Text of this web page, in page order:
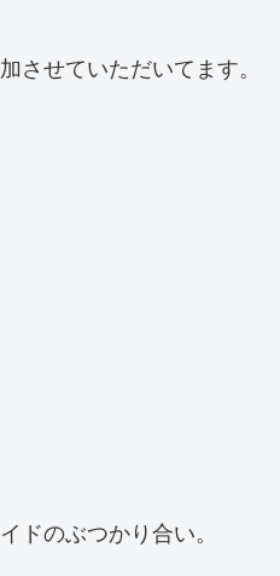
させていただいてます。
ドのぶつかり合い。